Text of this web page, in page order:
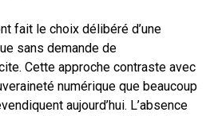
fait le choix délibéré d’une
sans demande de
Cette approche contraste avec
numérique que beaucoup
aujourd’hui. L’absence